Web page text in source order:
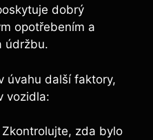
dobrý
opotřebením a
údržbu.
úvahu další faktory,
vozidla:
Zkontrolujte, zda bylo